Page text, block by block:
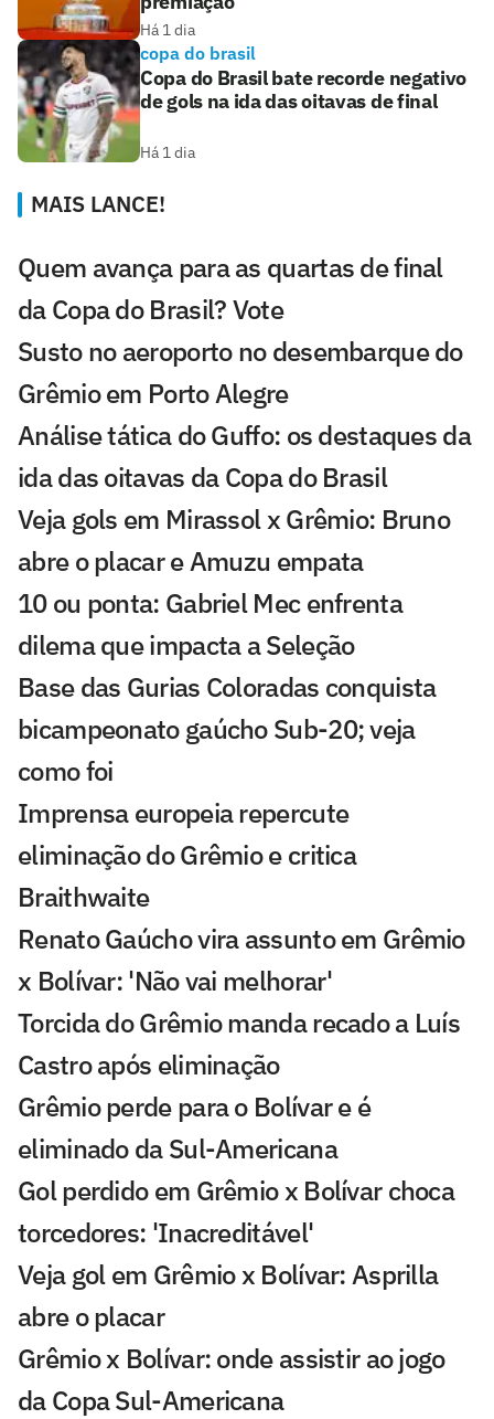
Há 1 dia
copa do brasil
Copa do Brasil bate recorde negativo
de gols na ida das oitavas de final
Há 1 dia
MAIS LANCE!
Quem avança para as quartas de final
da Copa do Brasil? Vote
Susto no aeroporto no desembarque do
Grêmio em Porto Alegre
Análise tática do Guffo: os destaques da
ida das oitavas da Copa do Brasil
Veja gols em Mirassol x Grêmio: Bruno
abre o placar e Amuzu empata
10 ou ponta: Gabriel Mec enfrenta
dilema que impacta a Seleção
Base das Gurias Coloradas conquista
bicampeonato gaúcho Sub-20; veja
como foi
Imprensa europeia repercute
eliminação do Grêmio e critica
Braithwaite
Renato Gaúcho vira assunto em Grêmio
x Bolívar: 'Não vai melhorar'
Torcida do Grêmio manda recado a Luís
Castro após eliminação
Grêmio perde para o Bolívar e é
eliminado da Sul-Americana
Gol perdido em Grêmio x Bolívar choca
torcedores: 'Inacreditável'
Veja gol em Grêmio x Bolívar: Asprilla
abre o placar
Grêmio x Bolívar: onde assistir ao jogo
da Copa Sul-Americana